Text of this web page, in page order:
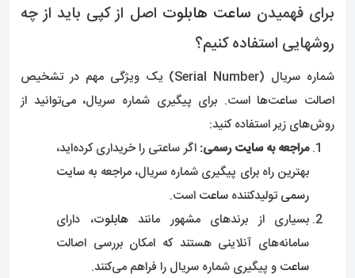
برای فهمیدن ساعت هابلوت اصل از کپی باید از چه
روشهایی استفاده کنیم؟
شماره سریال (Serial Number) یک ویژگی مهم در تشخیص
اصالت ساعت‌ها است. برای پیگیری شماره سریال، می‌توانید از
روش‌های زیر استفاده کنید:
مراجعه بهسایترسمی: اگر ساعتی را خریداری کرده‌اید،
بهترین راه برای پیگیری شماره سریال، مراجعه به سایت
رسمی تولیدکننده ساعت است.
بسیاری از برندهای مشهور مانندهابلوت، دارای
سامانه‌های آنلاینی هستند که امکان بررسی اصالت
ساعت و پیگیری شماره سریال را فراهم می‌کنند.